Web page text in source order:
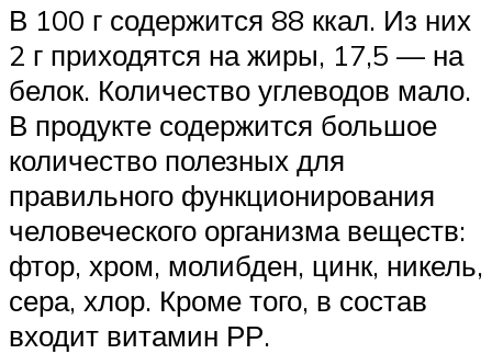
В 100 г содержится 88 ккал. Из них
2 г приходятся на жиры, 17,5 — на
белок. Количество углеводов мало.
В продукте содержится большое
количество полезных для
правильного функционирования
человеческого организма веществ:
фтор, хром, молибден, цинк, никель,
сера, хлор. Кроме того, в состав
входит витамин РР.